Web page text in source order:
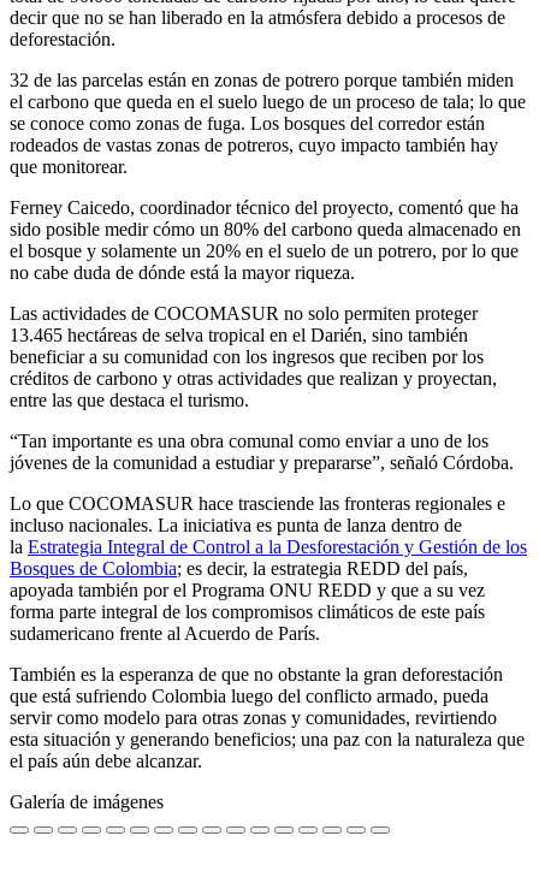
decir que no se han liberado en la atmósfera debido a procesos de
deforestación.
32 de las parcelas están en zonas de potrero porque también miden
el carbono que queda en el suelo luego de un proceso de tala; lo que
se conoce como zonas de fuga. Los bosques del corredor están
rodeados de vastas zonas de potreros, cuyo impacto también hay
que monitorear.
Ferney Caicedo, coordinador técnico del proyecto, comentó que ha
sido posible medir cómo un 80% del carbono queda almacenado en
el bosque y solamente un 20% en el suelo de un potrero, por lo que
no cabe duda de dónde está la mayor riqueza.
Las actividades de COCOMASUR no solo permiten proteger
13.465 hectáreas de selva tropical en el Darién, sino también
beneficiar a su comunidad con los ingresos que reciben por los
créditos de carbono y otras actividades que realizan y proyectan,
entre las que destaca el turismo.
“Tan importante es una obra comunal como enviar a uno de los
jóvenes de la comunidad a estudiar y prepararse”, señaló Córdoba.
Lo que COCOMASUR hace trasciende las fronteras regionales e
incluso nacionales. La iniciativa es punta de lanza dentro de
la Estrategia Integral de Control a la Desforestación y Gestión de los
Bosques de Colombia; es decir, la estrategia REDD del país,
apoyada también por el Programa ONU REDD y que a su vez
forma parte integral de los compromisos climáticos de este país
sudamericano frente al Acuerdo de París.
También es la esperanza de que no obstante la gran deforestación
que está sufriendo Colombia luego del conflicto armado, pueda
servir como modelo para otras zonas y comunidades, revirtiendo
esta situación y generando beneficios; una paz con la naturaleza que
el país aún debe alcanzar.
Galería de imágenes